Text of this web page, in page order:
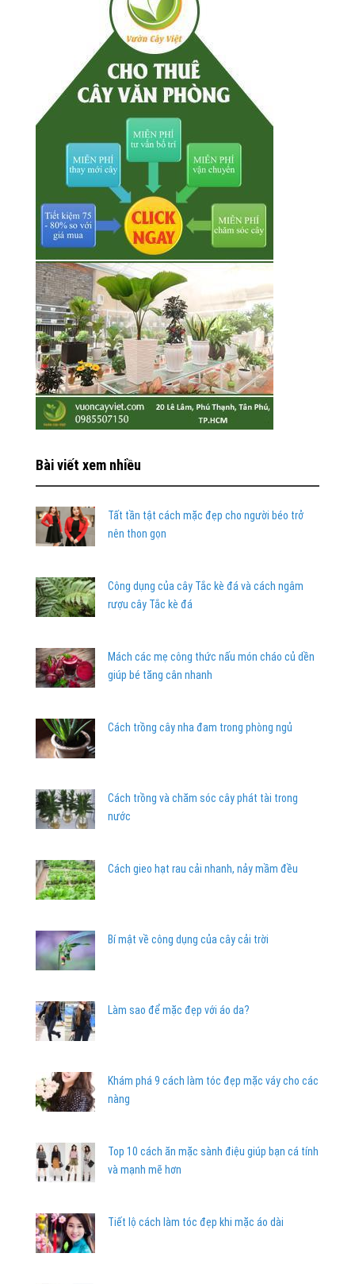
Bài viết xem nhiều
Tất tần tật cách mặc đẹp cho người béo trở
nên thon gọn
Công dụng của cây Tắc kè đá và cách ngâm
rượu cây Tắc kè đá
Mách các mẹ công thức nấu món cháo củ dền
giúp bé tăng cân nhanh
Cách trồng cây nha đam trong phòng ngủ
Cách trồng và chăm sóc cây phát tài trong
nước
Cách gieo hạt rau cải nhanh, nảy mầm đều
Bí mật về công dụng của cây cải trời
Làm sao để mặc đẹp với áo da?
Khám phá 9 cách làm tóc đẹp mặc váy cho các
nàng
Top 10 cách ăn mặc sành điệu giúp bạn cá tính
và mạnh mẽ hơn
Tiết lộ cách làm tóc đẹp khi mặc áo dài